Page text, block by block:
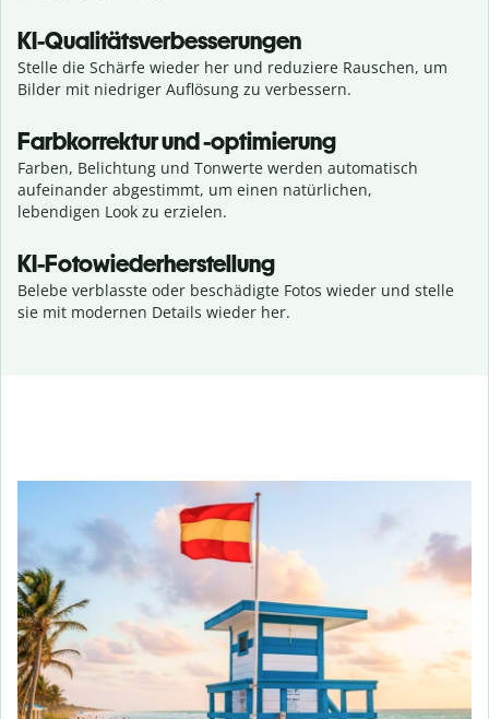
KI-Qualitätsverbesserungen
Stelle die Schärfe wieder her und reduziere Rauschen, um
Bilder mit niedriger Auflösung zu verbessern.
Farbkorrektur und -optimierung
Farben, Belichtung und Tonwerte werden automatisch
aufeinander abgestimmt, um einen natürlichen,
lebendigen Look zu erzielen.
KI-Fotowiederherstellung
Belebe verblasste oder beschädigte Fotos wieder und stelle
sie mit modernen Details wieder her.